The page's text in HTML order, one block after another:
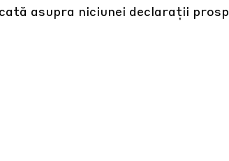
asupra niciunei declarații